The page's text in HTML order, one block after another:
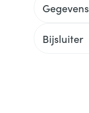
Gegevens
Bijsluiter